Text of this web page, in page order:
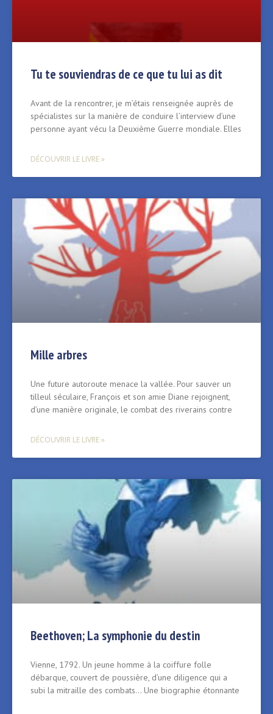
Tu te souviendras de ce que tu lui as dit
Avant de la rencontrer, je m’étais renseignée auprès de
spécialistes sur la manière de conduire l’interview d’une
personne ayant vécu la Deuxième Guerre mondiale. Elles
DÉCOUVRIR LE LIVRE »
Mille arbres
Une future autoroute menace la vallée. Pour sauver un
tilleul séculaire, François et son amie Diane rejoignent,
d’une manière originale, le combat des riverains contre
DÉCOUVRIR LE LIVRE »
Beethoven; La symphonie du destin
Vienne, 1792. Un jeune homme à la coiffure folle
débarque, couvert de poussière, d’une diligence qui a
subi la mitraille des combats… Une biographie étonnante